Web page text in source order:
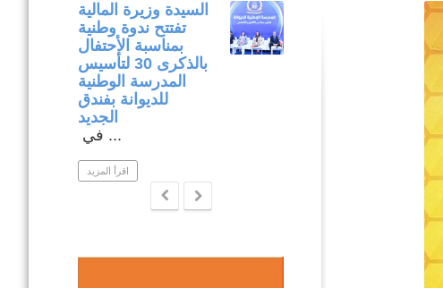
السيدة وزيرة المالية
تفتتح ندوة وطنية
بمناسبة الأحتفال
بالذكرى 30 لتأسيس
المدرسة الوطنية
للديوانة بفندق
الجديد
في ...
اقرأ المزيد